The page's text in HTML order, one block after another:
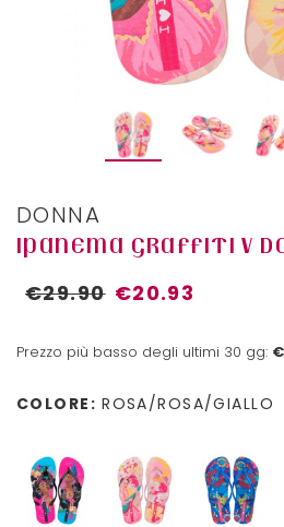
DONNA
IPANEMA GRAFFITI V
€29.90 €20.93
Prezzo più basso degli ultimi 30 gg:
COLORE: ROSA/ROSA/GIALLO